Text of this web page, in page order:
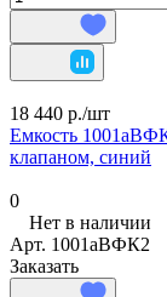
18 440 р./шт
Емкость
клапаном, синий
0
Нет в наличии
Арт. 1001аВФК2
Заказать